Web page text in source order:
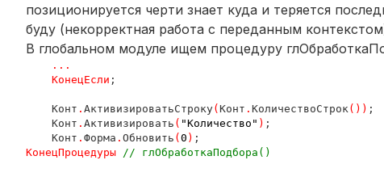
позиционируется черти знает куда и теряется
буду (некорректная работа с переданным
В глобальном модуле ищем процедуру
. . .
    КонецЕсли
;
    Конт
. АктивизироватьСтроку(Конт . КоличествоСтрок ( ) ) ;
    Конт
. Активизировать ( "Количество" ) ;
    Конт
. Форма . Обновить (0 )
КонецПроцедуры
// глОбработкаПодбора()